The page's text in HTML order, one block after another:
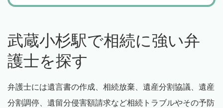
武蔵小杉駅で相続に強い弁
護士を探す
弁護士には遺言書の作成、相続放棄、遺産分割協議、遺産
分割調停、遺留分侵害額請求など相続トラブルやその予防